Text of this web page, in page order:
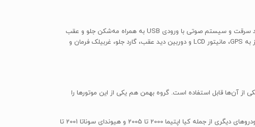
از جمله امکانات داخلی این خودرو می‌توان به سقف‌شیشه‌ای، سنسور هشدار موانع عقب، آینه‌های جانبی برقی به همراه راهنما، سیستم ضد سرقت و سیستم صوتی با ورودی USB به همراه مه‌شکن جلو و عقب
اشاره کرد. گروه بهمن علاوه بر این امکانات فهرستی از تجهیزات قابل انتخاب را هم پیش روی مشتریان می‌گذارد از جمله سیستم DVD مجهز به GPS، مانیتور LCD و دوربین دید عقب، گارد جلو، غربیلک فرمان و
آن‌ها قابل استفاده است. گروه بهمن هم یکی از این موتورها را
موتور اولی که مورد انتخاب گروه بهمن هم قرار گرفته، موتور طراحی شده توسط کمپانی میسوبیشی با کد 4G64 است که تاکنون بر روی خودروهای دیگری از جمله کیا اپتیما 2000 تا 2005 و هیوندای سوناتا 2001 تا